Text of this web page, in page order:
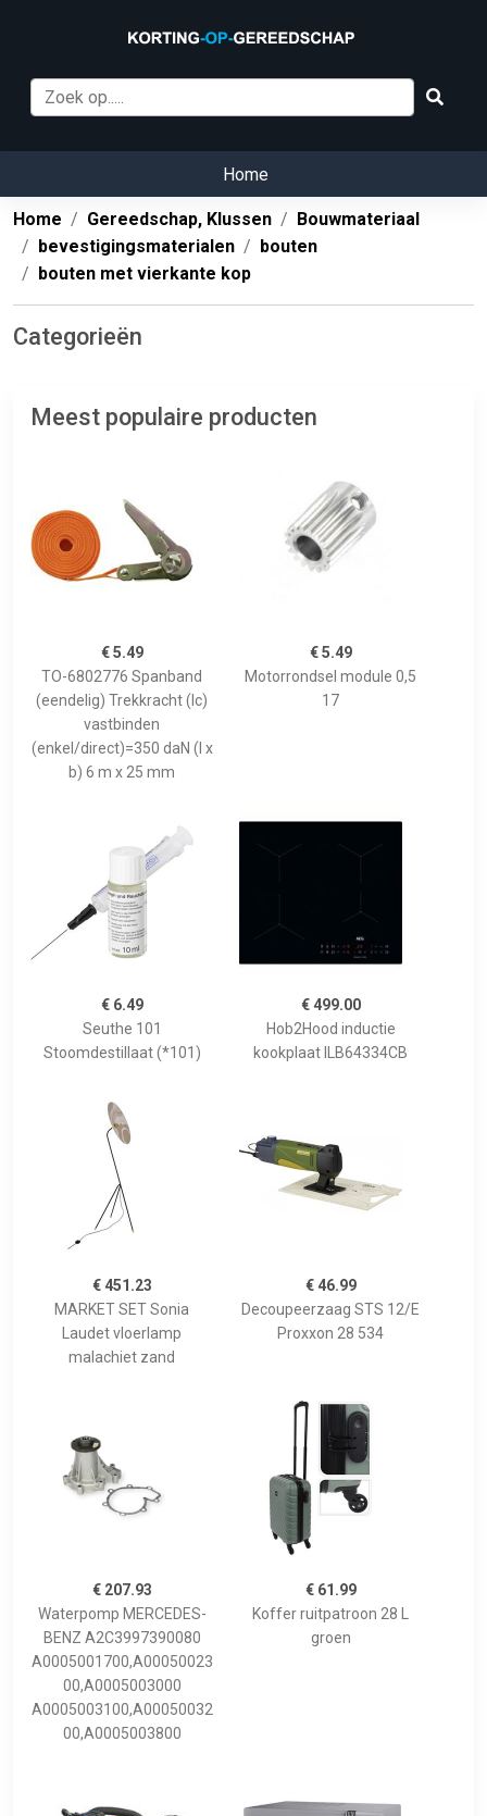
Home
Home Gereedschap, Klussen
Bouwmateriaal
bevestigingsmaterialen
bouten
bouten met vierkante kop
Categorieën
Meest populaire producten
€ 5.49
TO-6802776 Spanband
(eendelig) Trekkracht (lc)
vastbinden
(enkel/direct)=350 daN (l x
b) 6 m x 25 mm
€ 5.49
Motorrondsel module 0,5
17
€ 6.49
Seuthe 101
Stoomdestillaat (*101)
€ 499.00
Hob2Hood inductie
kookplaat ILB64334CB
€ 451.23
MARKET SET Sonia
Laudet vloerlamp
malachiet zand
€ 46.99
Decoupeerzaag STS 12/E
Proxxon 28 534
€ 207.93
Waterpomp MERCEDES-
BENZ A2C3997390080
A0005001700,A00050023
00,A0005003000
A0005003100,A00050032
00,A0005003800
€ 61.99
Koffer ruitpatroon 28 L
groen